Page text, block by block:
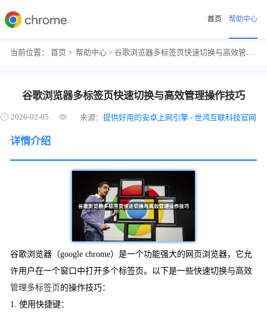
首页 帮助中心
当前位置： 首页 >帮助中心 > 谷歌浏览器多标签页快速切换与高效管理操作技巧
谷歌浏览器多标签页快速切换与高效管理操作技巧
2026-02-05 来源： 提供好用的安卓上网引擎 - 世鸿互联科技官网
详情介绍
谷歌浏览器（google chrome）是一个功能强大的网页浏览器，它允
许用户在一个窗口中打开多个标签页。以下是一些快速切换与高效
管理多标签页 的操作技巧：
1. 使用快捷键：